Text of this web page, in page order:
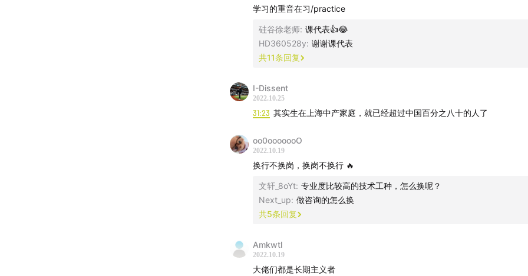
主要话题
毕业后第一个十年如果要跳槽，最好把工资高低的优先级往后放
与其去买别人的股票，不如趁年轻去印一张属于自己人生的股票
怎么利用好碎片化时间？不如消灭碎片化时间
23:00 关注细节，但是也要抬头看路
38:26 即使你有资格躺平，也不要躺平
当年与马云是一个双向选择
延伸阅读
往期节目：S6E30｜从犹太人的教育到特斯拉的护城河，与马斯克同
翔的收官之谈｜硅谷徐老师
往期节目：S6E14｜这轮硅谷大裁员和之前有什么不一样？
正和岛卫哲：贵人成全你，小人成就你
学习的重音在习/practice
硅谷徐老师: 课代表👍😂
HD360528y: 谢谢课代表
共11条回复
I-Dissent
2022.10.25
31:23 其实生在上海中产家庭，就已经超过中国百分之八十的人了
oo0ooooooO
2022.10.19
换行不换岗，换岗不换行 🔥
文轩_8oYt: 专业度比较高的技术工种，怎么换呢？
Next_up: 做咨询的怎么换
共5条回复
Amkwtl
2022.10.19
大佬们都是长期主义者